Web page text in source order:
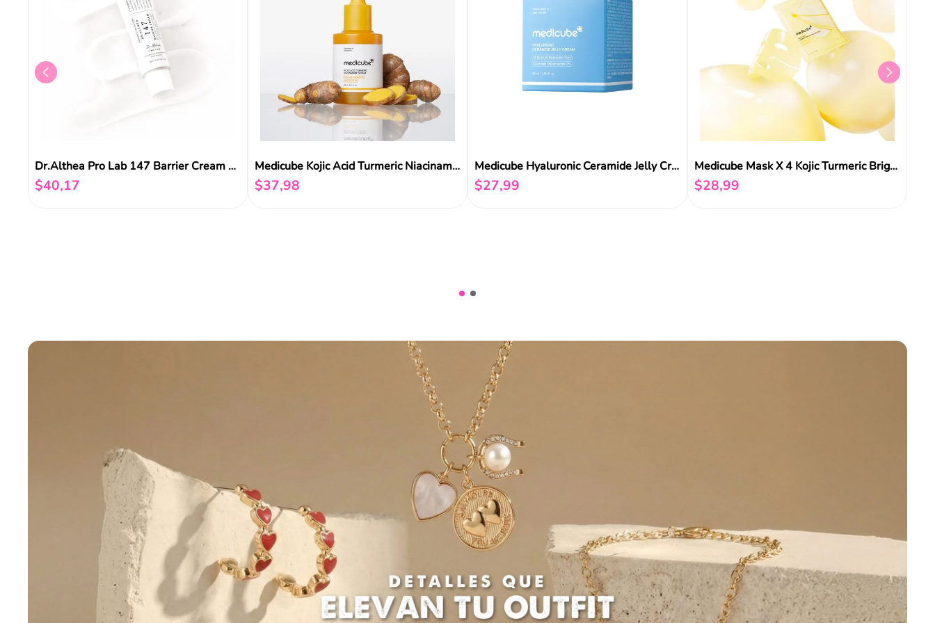
Dr.Althea Pro Lab 147 Barrier Cream Piel Normal A Seca 50ml
$40,17
Medicube Kojic Acid Turmeric Niacinamide Serum 30m
$37,98
Medicube Hyaluronic Ceramide Jelly Cream 50ml
$27,99
Medicube Mask X 4 Kojic Turmeric Brightening Gel
$28,99